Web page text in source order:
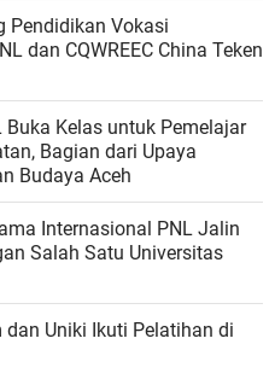
Pendidikan Vokasi
dan CQWREEC China Teken
Buka Kelas untuk Pemelajar
Bagian dari Upaya
Budaya Aceh
Internasional PNL Jalin
Salah Satu Universitas
dan Uniki Ikuti Pelatihan di